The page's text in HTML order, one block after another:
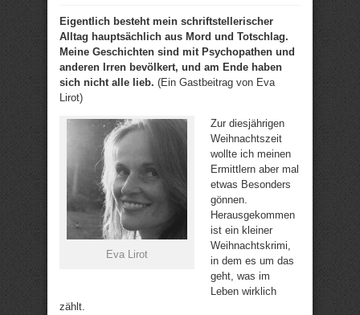
Eigentlich besteht mein schriftstellerischer
Alltag hauptsächlich aus Mord und Totschlag.
Meine Geschichten sind mit Psychopathen und
anderen Irren bevölkert, und am Ende haben
sich nicht alle lieb. (Ein Gastbeitrag von Eva
Lirot)
Eva Lirot
Zur diesjährigen
Weihnachtszeit
wollte ich meinen
Ermittlern aber mal
etwas Besonders
gönnen.
Herausgekommen
ist ein kleiner
Weihnachtskrimi,
in dem es um das
geht, was im
Leben wirklich
zählt.